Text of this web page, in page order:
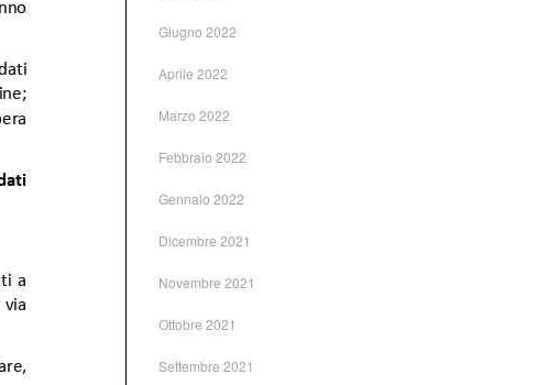
Giugno 2022
Aprile 2022
Marzo 2022
Febbraio 2022
Gennaio 2022
Dicembre 2021
Novembre 2021
Ottobre 2021
Settembre 2021